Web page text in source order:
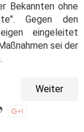
Bekannten ohne
Gegen den
eingeleitet
sei der
Weiter